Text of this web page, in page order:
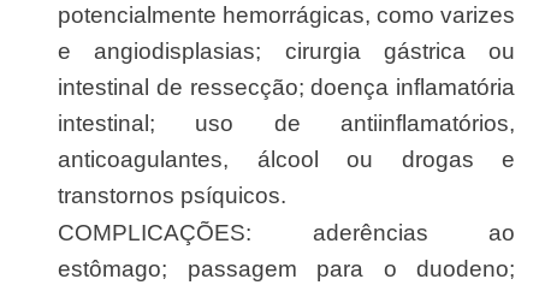
potencialmente hemorrágicas, como varizes
e angiodisplasias; cirurgia gástrica ou
intestinal de ressecção; doença inflamatória
intestinal; uso de antiinflamatórios,
anticoagulantes, álcool ou drogas e
transtornos psíquicos.
COMPLICAÇÕES: aderências ao
estômago; passagem para o duodeno;